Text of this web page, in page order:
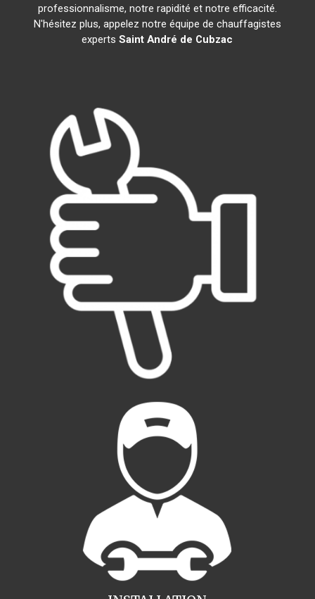
professionnalisme, notre rapidité et notre efficacité.
N'hésitez plus, appelez notre équipe de chauffagistes
expertsSaint André de Cubzac